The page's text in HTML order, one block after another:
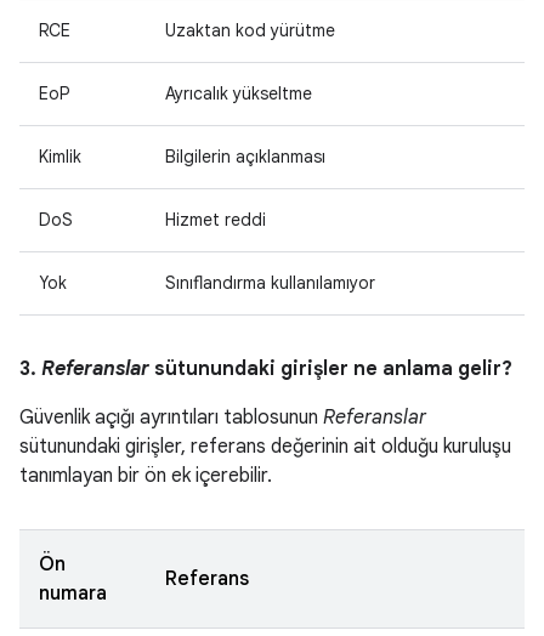
RCE Uzaktan kod yürütme
EoP Ayrıcalık yükseltme
Kimlik Bilgilerin açıklanması
DoS Hizmet reddi
Yok Sınıflandırma kullanılamıyor
3. Referanslar sütunundaki girişler ne anlama gelir?
Güvenlik açığı ayrıntıları tablosunun Referanslar
sütunundaki girişler, referans değerinin ait olduğu kuruluşu
tanımlayan bir ön ek içerebilir.
Ön
numara
Referans